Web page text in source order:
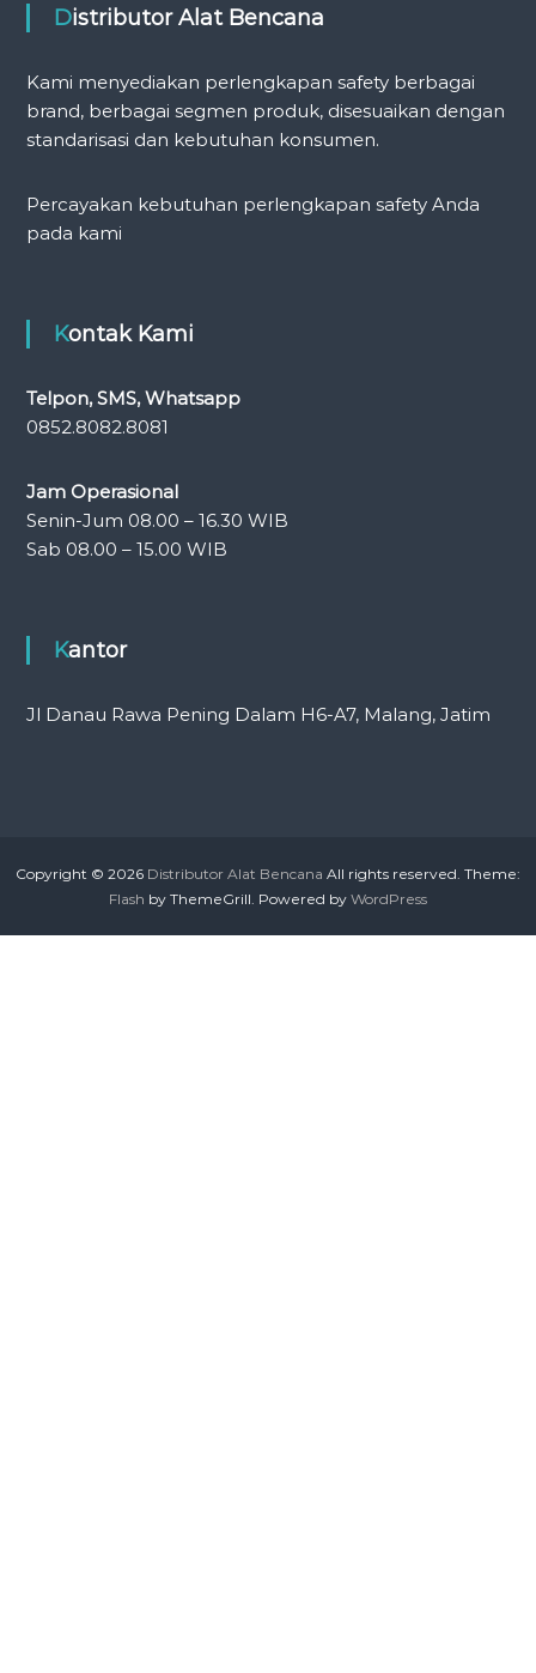
Distributor Alat Bencana
Kami menyediakan perlengkapan safety berbagai
brand, berbagai segmen produk, disesuaikan dengan
standarisasi dan kebutuhan konsumen.
Percayakan kebutuhan perlengkapan safety Anda
pada kami
Kontak Kami
Telpon, SMS, Whatsapp
0852.8082.8081
Jam Operasional
Senin-Jum 08.00 – 16.30 WIB
Sab 08.00 – 15.00 WIB
Kantor
Jl Danau Rawa Pening Dalam H6-A7, Malang, Jatim
Copyright © 2026 Distributor Alat Bencana All rights reserved. Theme:
Flash by ThemeGrill. Powered by WordPress